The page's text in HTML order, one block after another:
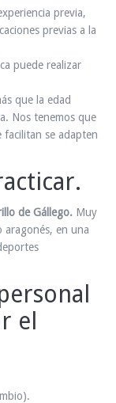
previa,
previas a la
puede realizar
que la edad
Nos tenemos que
facilitan se adapten
de Gállego. Muy
aragonés, en una
el